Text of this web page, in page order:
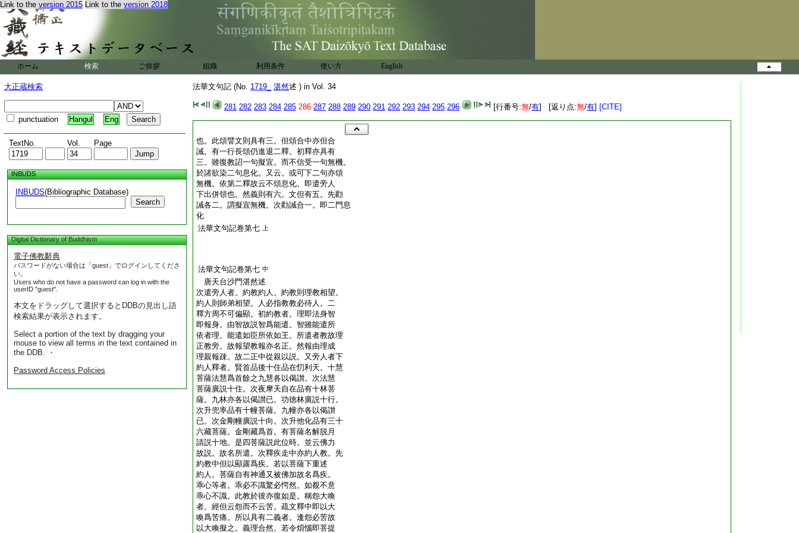
Link to the version 2015 Link to the version 2018
ホーム 検索 ご挨拶 組織 利用条件 使い方 English
大正蔵検索
punctuation Hangul Eng
TextNo. Vol. Page
INBUDS
INBUDS(Bibliographic Database)
Search
Digital Dictionary of Buddhism
電子佛教辭典
パスワードがない場合は「guest」でログインしてくださ
い。
Users who do not have a password can log in with the
userID "guest".
本文をドラッグして選択するとDDBの見出し語
検索結果が表示されます。
Select a portion of the text by dragging your
mouse to view all terms in the text contained in
the DDB. ・
Password Access Policies
法華文句記 (No. 1719_ 湛然述 ) in Vol. 34
281 282 283 284 285 286 287 288 289 290 291 292 293 294 295 296 [行番号:無/有] [返り点:無/有] [CITE]
也。此頌譬文則具有三。但頌合中亦但合
誡。有一行長頌仍進退二釋。初釋亦具有
三。雖復教詔一句擬宜。而不信受一句無機。
於諸欲染二句息化。又云。或可下二句亦頌
無機。依第二釋故云不頌息化。即遣旁人
下出併領也。然義則有六。文但有五。先勸
誡各二。謂擬宜無機。次勸誡合一。即二門息
化
法華文句記卷第七
上
法華文句記卷第七 中
唐天台沙門湛然述
次遣旁人者。約教約人。約教則理教相望。
約人則師弟相望。人必指教教必待人。二
釋方周不可偏顯。初約教者。理即法身智
即報身。由智故説智爲能遣。智雖能遣所
依者理。能遣如臣所依如王。所遣者教故理
正教旁。故報望教報亦名正。然報由理成
理親報疎。故二正中從親以説。又旁人者下
約人釋者。賢首品後十住品在忉利天。十慧
菩薩法慧爲首餘之九慧各以偈讃。次法慧
菩薩廣説十住。次夜摩天自在品有十林菩
薩。九林亦各以偈讃已。功徳林廣説十行。
次升兜率品有十幢菩薩。九幢亦各以偈讃
已。次金剛幢廣説十向。次升他化品有三十
六藏菩薩。金剛藏爲首。有菩薩名解脱月
請説十地。是四菩薩説此位時。並云佛力
故説。故名所遣。次釋疾走中亦約人教。先
約教中但以顯露爲疾。若以菩薩下重述
約人。菩薩自有神通又被佛加故名爲疾。
乖心等者。乖必不識驚必愕然。如覩不意
乖心不識。此教於彼亦復如是。稱怨大喚
者。經但云怨而不云苦。疏文釋中即以大
喚爲苦痛。所以具有二義者。逢怨必苦故
以大喚擬之。義理合然。若令煩惱即菩提